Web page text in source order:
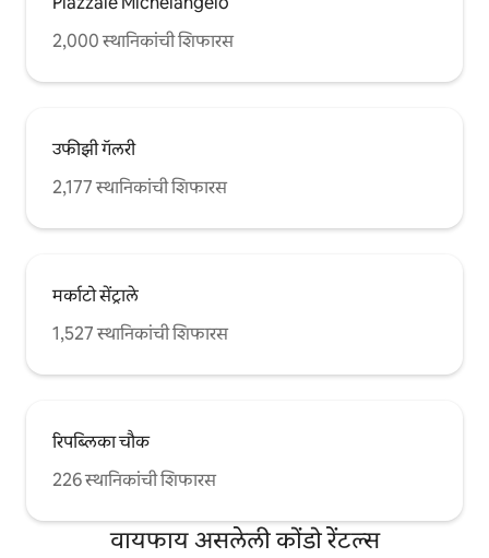
2,000 स्थानिकांची शिफारस
उफीझी गॅलरी
2,177 स्थानिकांची शिफारस
मर्काटो सेंट्राले
1,527 स्थानिकांची शिफारस
रिपब्लिका चौक
226 स्थानिकांची शिफारस
वायफाय असलेली कोंडो रेंटल्स